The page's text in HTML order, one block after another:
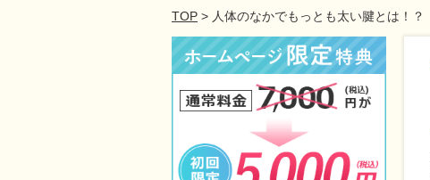
TOP > 人体のなかでもっとも太い腱とは！？